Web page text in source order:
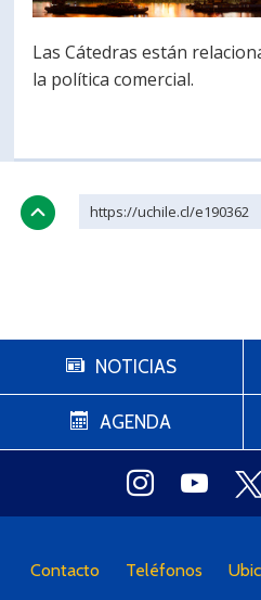
Postulantes
Las Cátedras están
la política comercial.
https://uchile.cl/e190362
NOTICIAS
AGENDA
Contacto Teléfonos